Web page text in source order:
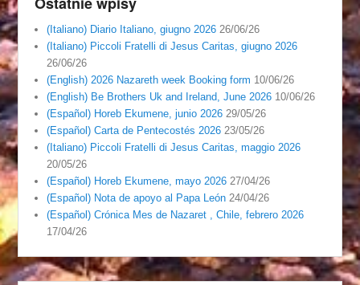
(Italiano) Diario Italiano, giugno 2026 26/06/26
(Italiano) Piccoli Fratelli di Jesus Caritas, giugno 2026
26/06/26
(English) 2026 Nazareth week Booking form 10/06/26
(English) Be Brothers Uk and Ireland, June 2026 10/06/26
(Español) Horeb Ekumene, junio 2026 29/05/26
(Español) Carta de Pentecostés 2026 23/05/26
(Italiano) Piccoli Fratelli di Jesus Caritas, maggio 2026
20/05/26
(Español) Horeb Ekumene, mayo 2026 27/04/26
(Español) Nota de apoyo al Papa León 24/04/26
(Español) Crónica Mes de Nazaret , Chile, febrero 2026
17/04/26